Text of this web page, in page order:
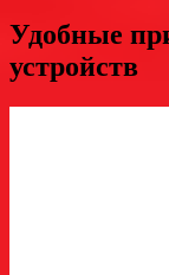
Удобные
устройств